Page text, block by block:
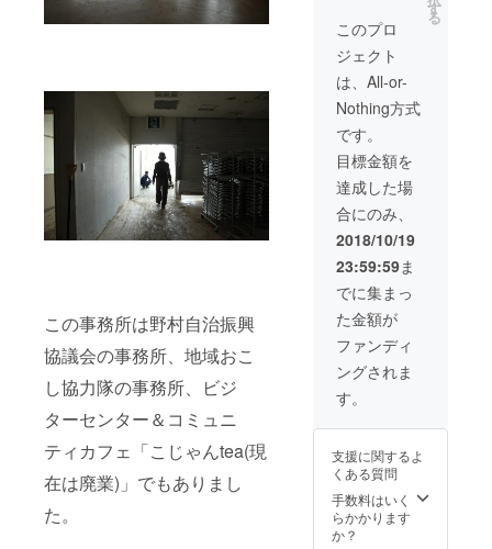
この事務所は野村自治振興
協議会の事務所、地域おこ
し協力隊の事務所、ビジ
ターセンター＆コミュニ
ティカフェ「こじゃんtea(現
在は廃業)」でもありまし
た。
せていただきま
す） 【 新しい
土俵づくり参加
権 】 167回目
の土俵は地元の
人たちで制作。
その制作に参加
することができ
ます（11月上旬
～中旬予定）
【 楽しい楽し
い野村のおもて
なし参加権 】
乙亥祭り終了後
の地域のかたの
慰労会にご招待
します。
詰め合わせ。
【 新しい乙亥
会館会場に支援
者の名前を記
載 】 新たな乙
亥相撲会場に(野
村公会堂)に、ご
支援いただいた
方のお名前を掲
示いたします。
（ニックネーム
でも可） 【 新
しい土俵づくり
参加権 】 167
回目の土俵は地
元の人たちで制
作。その制作に
参加することが
できます（11月
上旬～中旬予
定） 【 乙亥当
日砂かぶり席ご
日の乙亥相撲が
迫力館をもって
楽しめるお席を
確保いたしま
す。 【 閉会後
の慰労会ご招
待 】11月27日
興の様子やイベ
ントなどをメー
ルにて報告させ
ていただきま
す。 【 野村の
味丸ごとセッ
ト 】ほわいと
ファームの乳製
品、百姓百品の
お野菜、かしは
なとスイーツ工
房絹さんのお菓
子、シルク博物
詰め合わせ（１
２月の中で希望
日をご指定下さ
い） 【 新しい
乙亥会館会場に
支援者の名前を
記載 】 新たな
乙亥相撲会場に
(野村公会堂)
に、ご支援いた
だいた方のお名
前を掲示いたし
ます。（ニック
ネームでも可）
【 新しい土俵
づくり参加
す
る
このプロ
ジェクト
は、All-or-
Nothing方式
です。
目標金額を
達成した場
合にのみ、
2018/10/19
23:59:59ま
でに集まっ
た金額が
ファンディ
ングされま
す。
支援に関するよ
くある質問
手数料はいく
らかかります
か？